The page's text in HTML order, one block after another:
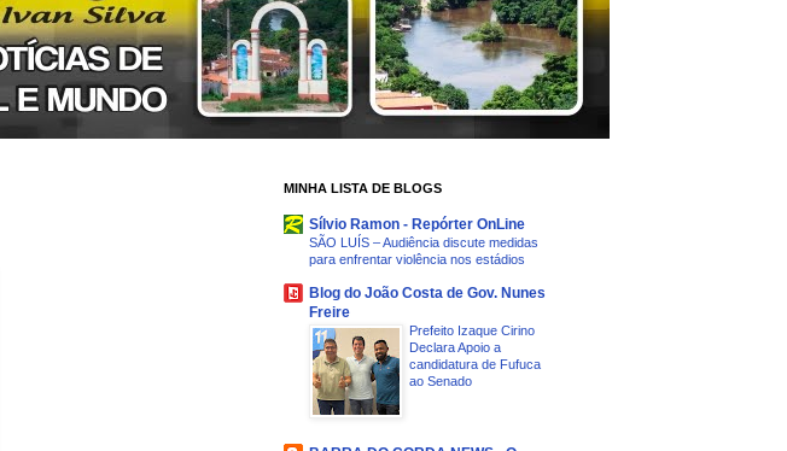
MINHA LISTA DE BLOGS
Sílvio Ramon - Repórter OnLine
SÃO LUÍS – Audiência discute medidas
para enfrentar violência nos estádios
Blog do João Costa de Gov. Nunes
Freire
Prefeito Izaque Cirino
Declara Apoio a
candidatura de Fufuca
ao Senado